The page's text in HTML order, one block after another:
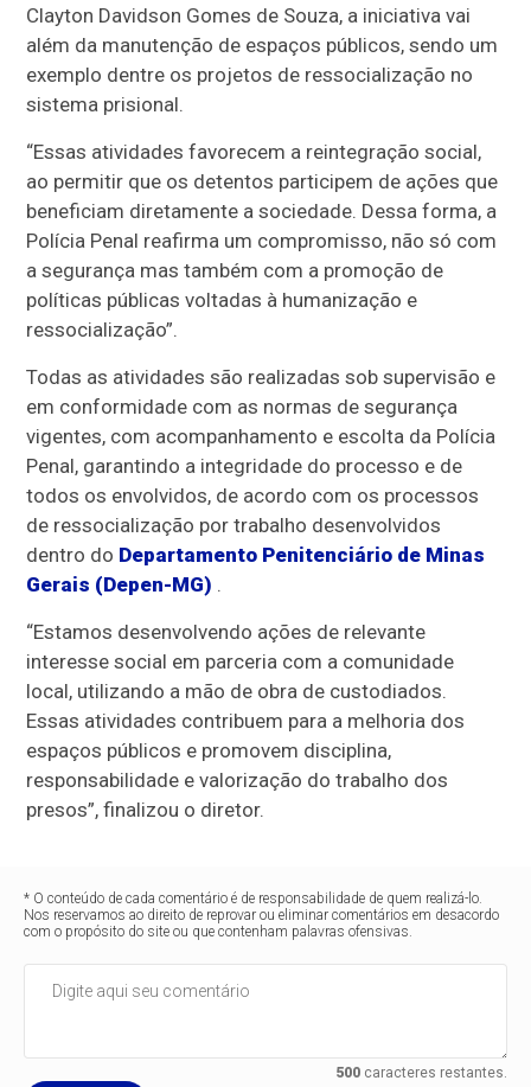
Clayton Davidson Gomes de Souza, a iniciativa vai
além da manutenção de espaços públicos, sendo um
exemplo dentre os projetos de ressocialização no
sistema prisional.
“Essas atividades favorecem a reintegração social,
ao permitir que os detentos participem de ações que
beneficiam diretamente a sociedade. Dessa forma, a
Polícia Penal reafirma um compromisso, não só com
a segurança mas também com a promoção de
políticas públicas voltadas à humanização e
ressocialização”.
Todas as atividades são realizadas sob supervisão e
em conformidade com as normas de segurança
vigentes, com acompanhamento e escolta da Polícia
Penal, garantindo a integridade do processo e de
todos os envolvidos, de acordo com os processos
de ressocialização por trabalho desenvolvidos
dentro do Departamento Penitenciário de Minas
Gerais (Depen-MG) .
“Estamos desenvolvendo ações de relevante
interesse social em parceria com a comunidade
local, utilizando a mão de obra de custodiados.
Essas atividades contribuem para a melhoria dos
espaços públicos e promovem disciplina,
responsabilidade e valorização do trabalho dos
presos”, finalizou o diretor.
* O conteúdo de cada comentário é de responsabilidade de quem realizá-lo.
Nos reservamos ao direito de reprovar ou eliminar comentários em desacordo
com o propósito do site ou que contenham palavras ofensivas.
500caracteres restantes.